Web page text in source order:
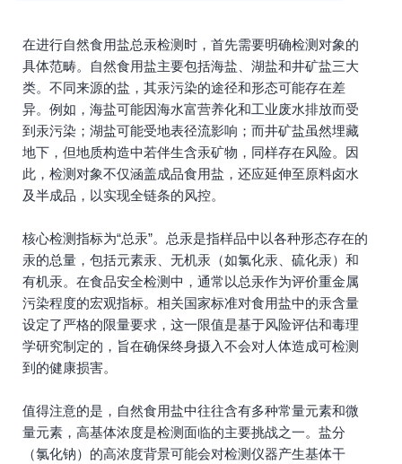
在进行自然食用盐总汞检测时，首先需要明确检测对象的
具体范畴。自然食用盐主要包括海盐、湖盐和井矿盐三大
类。不同来源的盐，其汞污染的途径和形态可能存在差
异。例如，海盐可能因海水富营养化和工业废水排放而受
到汞污染；湖盐可能受地表径流影响；而井矿盐虽然埋藏
地下，但地质构造中若伴生含汞矿物，同样存在风险。因
此，检测对象不仅涵盖成品食用盐，还应延伸至原料卤水
及半成品，以实现全链条的风控。
核心检测指标为“总汞”。总汞是指样品中以各种形态存在的
汞的总量，包括元素汞、无机汞（如氯化汞、硫化汞）和
有机汞。在食品安全检测中，通常以总汞作为评价重金属
污染程度的宏观指标。相关国家标准对食用盐中的汞含量
设定了严格的限量要求，这一限值是基于风险评估和毒理
学研究制定的，旨在确保终身摄入不会对人体造成可检测
到的健康损害。
值得注意的是，自然食用盐中往往含有多种常量元素和微
量元素，高基体浓度是检测面临的主要挑战之一。盐分
（氯化钠）的高浓度背景可能会对检测仪器产生基体干